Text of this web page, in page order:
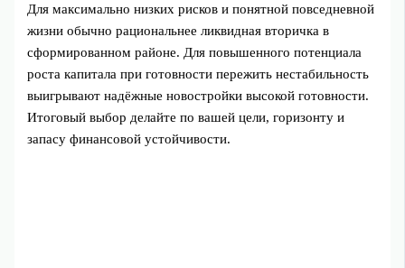
Для максимально низких рисков и понятной повседневной
жизни обычно рациональнее ликвидная вторичка в
сформированном районе. Для повышенного потенциала
роста капитала при готовности пережить нестабильность
выигрывают надёжные новостройки высокой готовности.
Итоговый выбор делайте по вашей цели, горизонту и
запасу финансовой устойчивости.